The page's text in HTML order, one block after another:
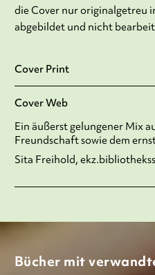
die Cover nur originalgetreu
abgebildet und nicht
Cover Print
Cover Web
Ein äußerst gelungener Mix
Freundschaft sowie dem
Sita Freihold,
Bücher mit